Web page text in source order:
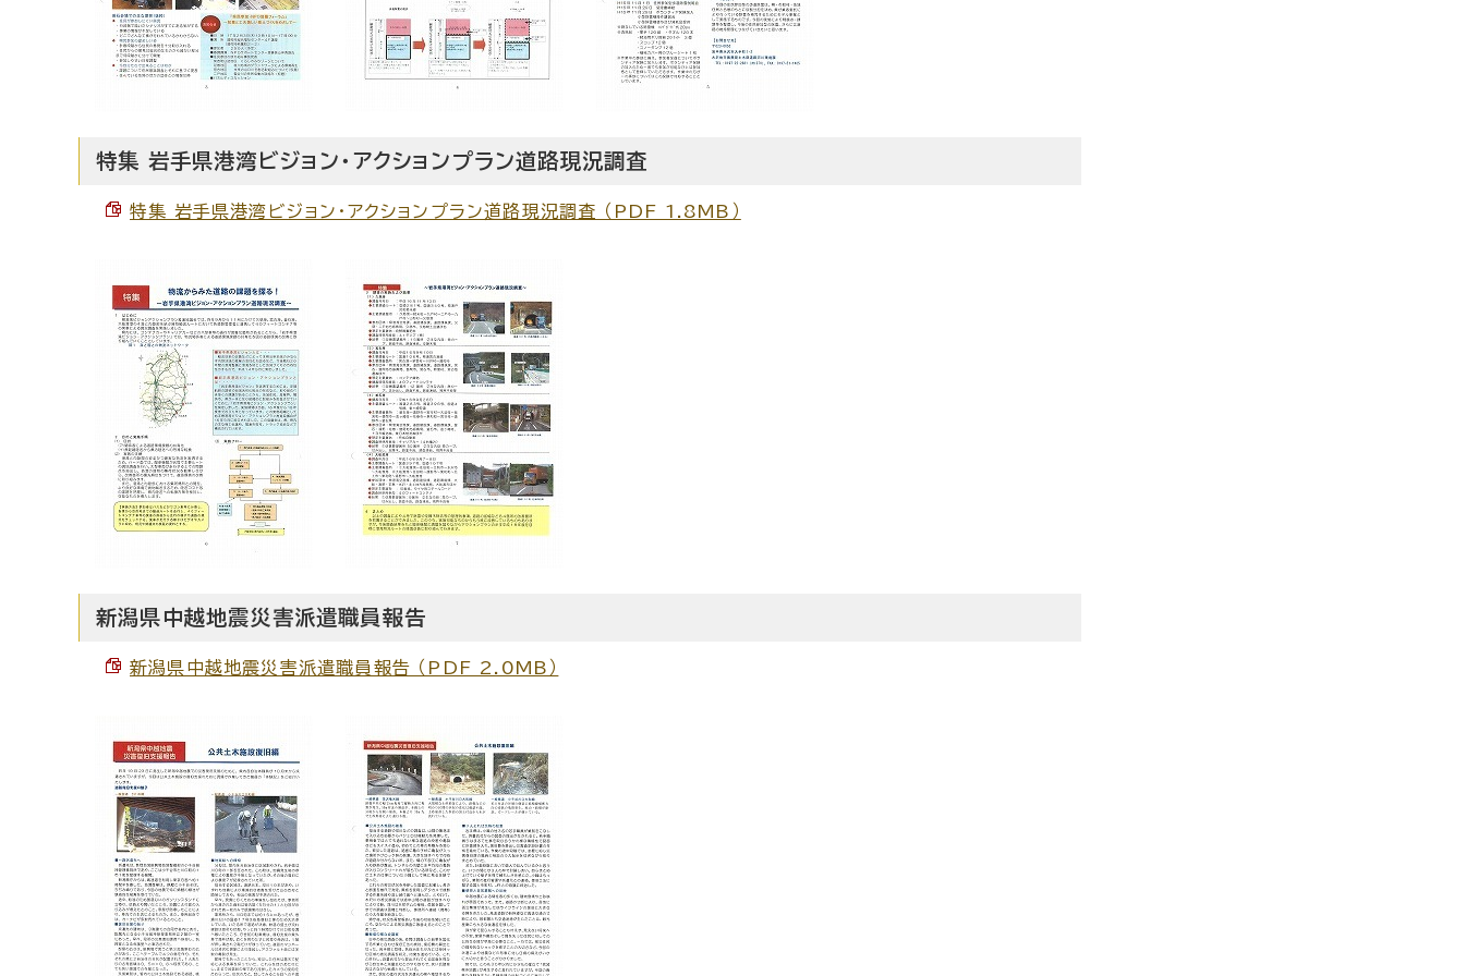
特集 岩手県港湾ビジョン・アクションプラン道路現況調査
特集 岩手県港湾ビジョン・アクションプラン道路現況調査 （PDF 1.8MB）
新潟県中越地震災害派遣職員報告
新潟県中越地震災害派遣職員報告 （PDF 2.0MB）